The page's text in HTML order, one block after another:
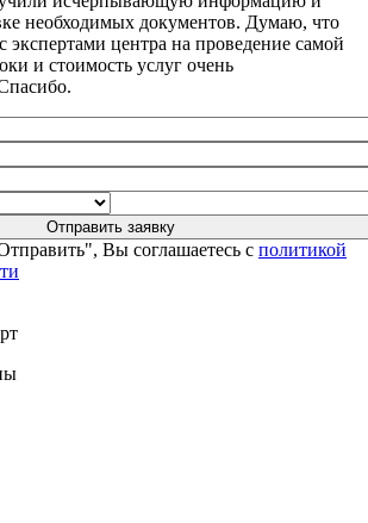
необходимых документов. Думаю, что
экспертами центра на проведение самой
и стоимость услуг очень
Вы соглашаетесь с политикой